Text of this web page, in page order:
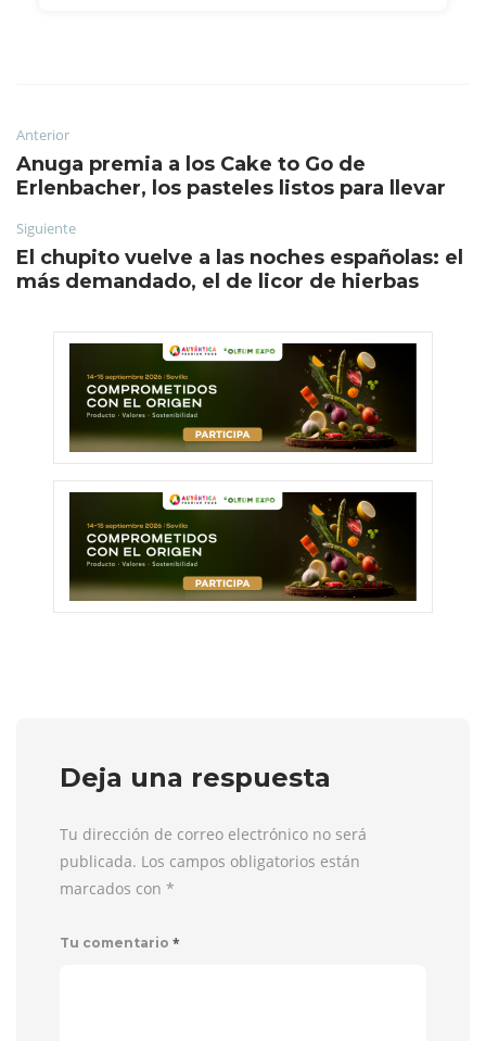
Anterior
Anuga premia a los Cake to Go de
Erlenbacher, los pasteles listos para llevar
Siguiente
El chupito vuelve a las noches españolas: el
más demandado, el de licor de hierbas
Deja una respuesta
Tu dirección de correo electrónico no será
publicada. Los campos obligatorios están
marcados con *
Tu comentario *